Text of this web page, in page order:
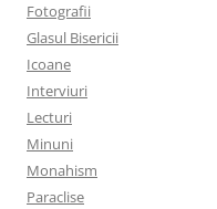
Fotografii
Glasul Bisericii
Icoane
Interviuri
Lecturi
Minuni
Monahism
Paraclise